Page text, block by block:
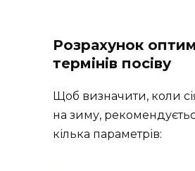
Розрахунок
термінів посіву
Щоб визначити, коли
на зиму,
кілька параметрів: